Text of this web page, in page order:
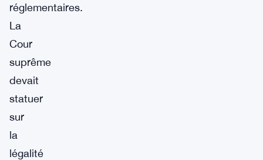
réglementaires.
La
Cour
suprême
devait
statuer
sur
la
légalité